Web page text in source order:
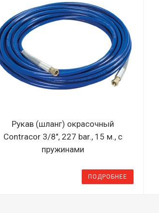
Рукав (шланг) окрасочный
Contracor 3/8", 227 bar., 15 м., с
пружинами
ПОДРОБНЕЕ